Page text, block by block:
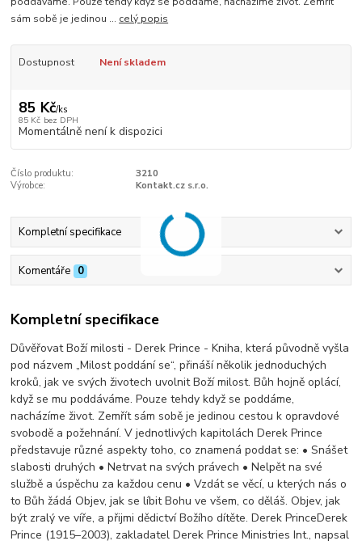
sám sobě je jedinou ... celý popis
Dostupnost Není skladem
85 Kč/ks
85 Kč bez DPH
Momentálně není k dispozici
Číslo produktu:
3210
Výrobce:
Kontakt.cz s.r.o.
Kompletní specifikace
Komentáře 0
Kompletní specifikace
Důvěřovat Boží milosti - Derek Prince - Kniha, která původně vyšla
pod názvem „Milost poddání se“, přináší několik jednoduchých
kroků, jak ve svých životech uvolnit Boží milost. Bůh hojně oplácí,
když se mu poddáváme. Pouze tehdy když se poddáme,
nacházíme život. Zemřít sám sobě je jedinou cestou k opravdové
svobodě a požehnání. V jednotlivých kapitolách Derek Prince
představuje různé aspekty toho, co znamená poddat se: • Snášet
slabosti druhých • Netrvat na svých právech • Nelpět na své
službě a úspěchu za každou cenu • Vzdát se věcí, u kterých nás o
to Bůh žádá Objev, jak se líbit Bohu ve všem, co děláš. Objev, jak
být zralý ve víře, a přijmi dědictví Božího dítěte. Derek PrinceDerek
Prince (1915–2003), zakladatel Derek Prince Ministries Int., napsal